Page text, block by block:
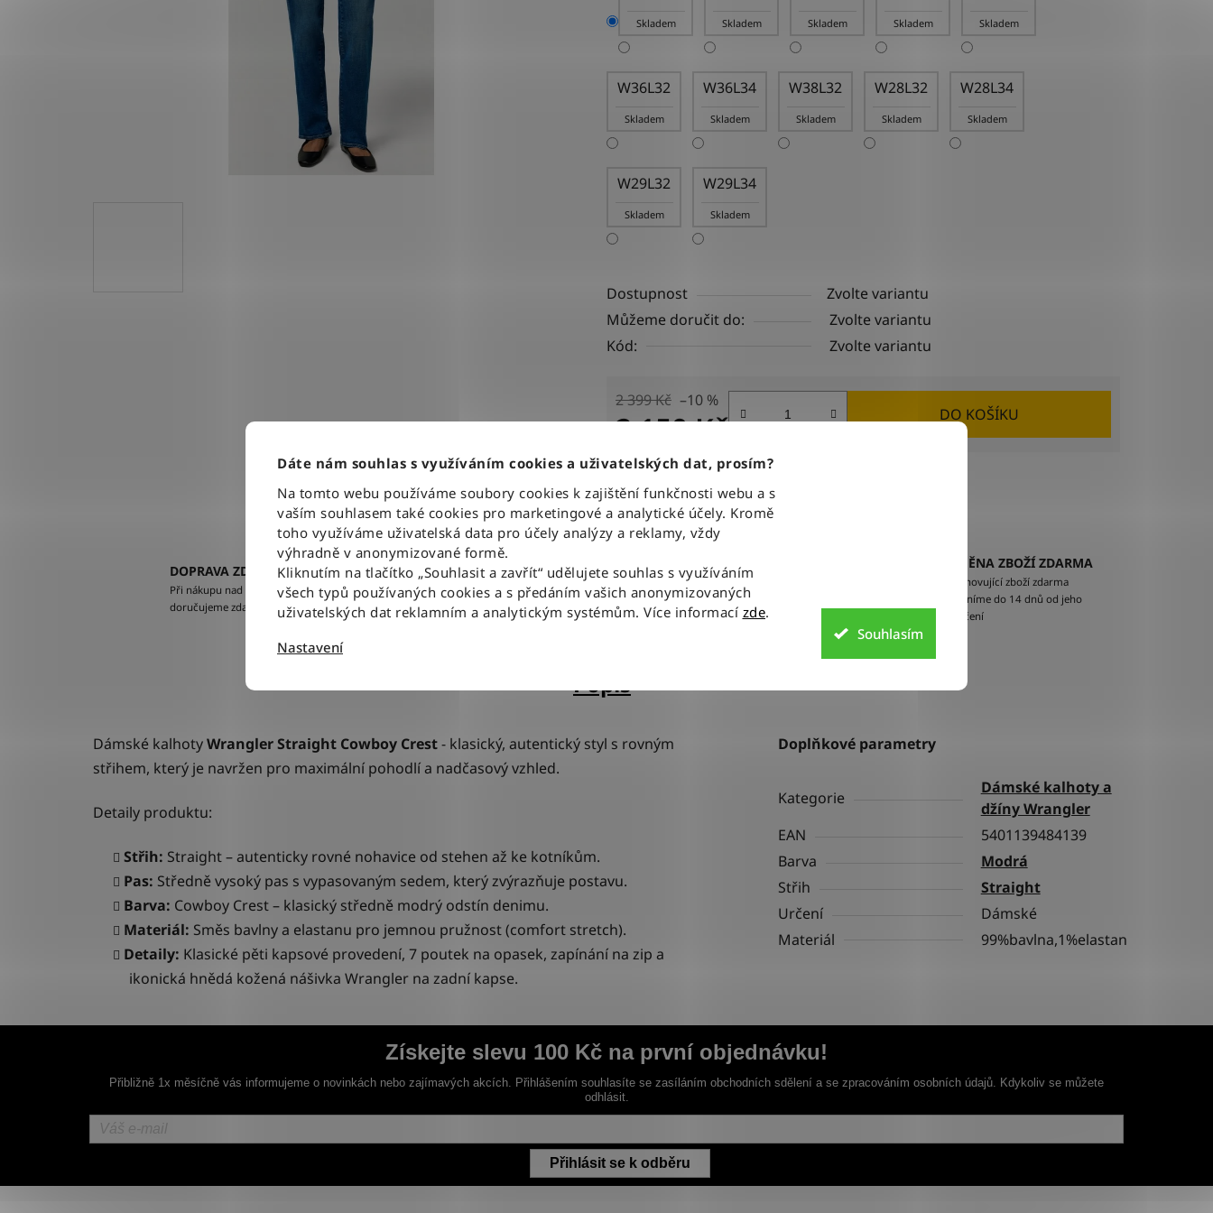
Dáte nám souhlas s využíváním cookies a uživatelských dat, prosím?
Na tomto webu používáme soubory cookies k zajištění funkčnosti webu a s
vaším souhlasem také cookies pro marketingové a analytické účely. Kromě
toho využíváme uživatelská data pro účely analýzy a reklamy, vždy
výhradně v anonymizované formě.
Kliknutím na tlačítko „Souhlasit a zavřít“ udělujete souhlas s využíváním
všech typů používaných cookies a s předáním vašich anonymizovaných
uživatelských dat reklamním a analytickým systémům. Více informací zde.
Nastavení
Souhlasím
Skladem Skladem Skladem Skladem Skladem
W36L32
Skladem
W36L34
Skladem
W38L32
Skladem
W28L32
Skladem
W28L34
Skladem
W29L32
Skladem
W29L34
Skladem
Dostupnost
Zvolte variantu
Můžeme doručit do:
Zvolte variantu
Kód:
Zvolte variantu
2 399 Kč –10 %
2 150 Kč
Měrná cena:
DO KOŠÍKU
Tisk Zeptat se
DOPRAVA ZDARMA
Při nákupu nad 2500 Kč
doručujeme zdarma po celé ČR
BLESKOVÉ DORUČENÍ
Objednávky odesíláme každý
pracovní den do 12:00
100% ZBOŽÍ SKLADEM
Veškeré vystavené zboží leží na
našem skladě
VÝMĚNA ZBOŽÍ ZDARMA
Nevyhovující zboží zdarma
vyměníme do 14 dnů od jeho
doručení
Popis
Dámské kalhotyWrangler Straight Cowboy Crest- klasický, autentický styl s rovným
střihem, který je navržen pro maximální pohodlí a nadčasový vzhled.
Detaily produktu:
Střih: Straight – autenticky rovné nohavice od stehen až ke kotníkům.
Pas: Středně vysoký pas s vypasovaným sedem, který zvýrazňuje postavu.
Barva: Cowboy Crest – klasický středně modrý odstín denimu.
Materiál: Směs bavlny a elastanu pro jemnou pružnost (comfort stretch).
Detaily: Klasické pěti kapsové provedení, 7 poutek na opasek, zapínání na zip a
ikonická hnědá kožená nášivka Wrangler na zadní kapse.
Doplňkové parametry
Kategorie
Dámské kalhoty a
džíny Wrangler
EAN
5401139484139
Barva
Modrá
Střih
Straight
Určení
Dámské
Materiál
99%bavlna,1%elastan
Získejte slevu 100 Kč na první objednávku!
Přibližně 1x měsíčně vás informujeme o novinkách nebo zajímavých akcích. Přihlášením souhlasíte se zasíláním obchodních sdělení a se zpracováním osobních údajů. Kdykoliv se můžete
odhlásit.
Přihlásit se k odběru